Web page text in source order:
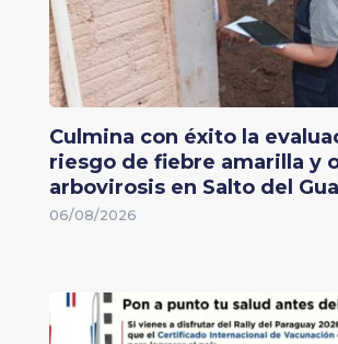
Culmina con éxito la
riesgo de fiebre amarilla y
arbovirosis en Salto del
06/08/2026